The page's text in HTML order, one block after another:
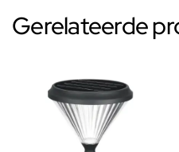
Gerelateerde